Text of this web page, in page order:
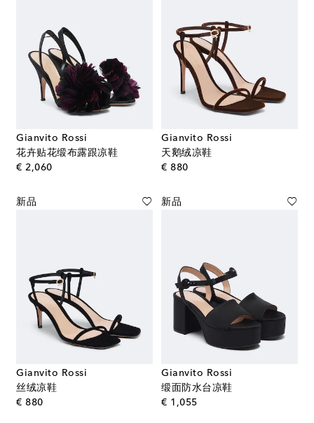
Gianvito Rossi
花卉贴花缎布露跟凉鞋
€ 2,060original price
Gianvito Rossi
天鹅绒凉鞋
€ 880original price
新品
Gianvito Rossi
丝绒凉鞋
€ 880original price
新品
Gianvito Rossi
缎面防水台凉鞋
€ 1,055original price